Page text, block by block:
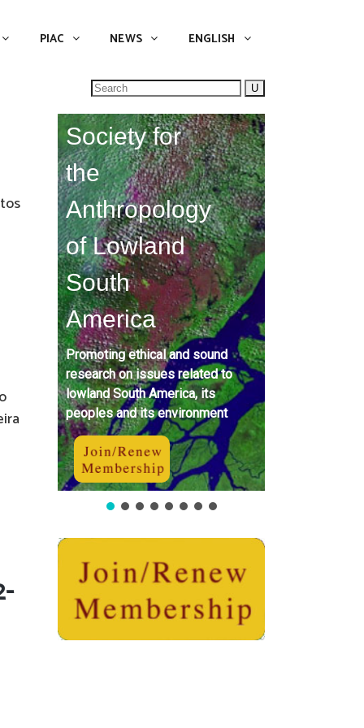
PIAC NEWS ENGLISH
Search
for:
Society for
the
Anthropology
of Lowland
South
America
Promoting ethical and sound
research on issues related to
lowland South America, its
peoples and its environment